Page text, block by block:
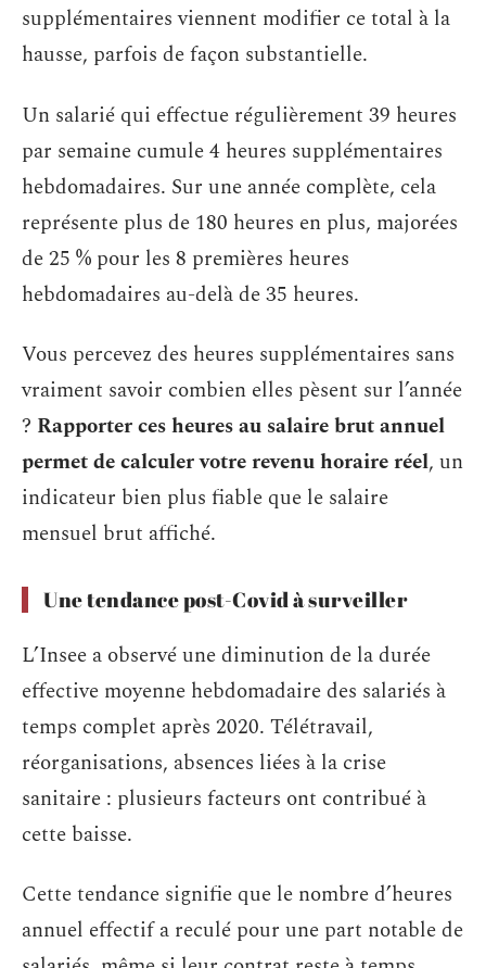
supplémentaires viennent modifier ce total à la
hausse, parfois de façon substantielle.
Un salarié qui effectue régulièrement 39 heures
par semaine cumule 4 heures supplémentaires
hebdomadaires. Sur une année complète, cela
représente plus de 180 heures en plus, majorées
de 25 % pour les 8 premières heures
hebdomadaires au-delà de 35 heures.
Vous percevez des heures supplémentaires sans
vraiment savoir combien elles pèsent sur l’année
? Rapporter ces heures au salaire brut annuel
permet de calculer votre revenu horaire réel, un
indicateur bien plus fiable que le salaire
mensuel brut affiché.
Une tendance post-Covid à surveiller
L’Insee a observé une diminution de la durée
effective moyenne hebdomadaire des salariés à
temps complet après 2020. Télétravail,
réorganisations, absences liées à la crise
sanitaire : plusieurs facteurs ont contribué à
cette baisse.
Cette tendance signifie que le nombre d’heures
annuel effectif a reculé pour une part notable de